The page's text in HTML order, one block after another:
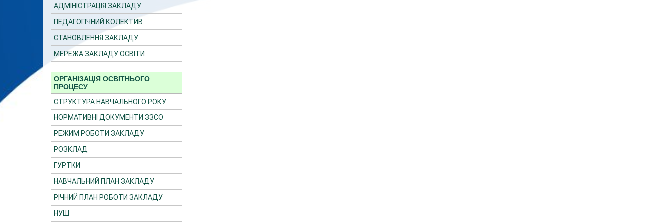
АДМІНІСТРАЦІЯ ЗАКЛАДУ
ПЕДАГОГІЧНИЙ КОЛЕКТИВ
СТАНОВЛЕННЯ ЗАКЛАДУ
МЕРЕЖА ЗАКЛАДУ ОСВІТИ
ОРГАНІЗАЦІЯ ОСВІТНЬОГО
ПРОЦЕСУ
СТРУКТУРА НАВЧАЛЬНОГО РОКУ
НОРМАТИВНІ ДОКУМЕНТИ ЗЗСО
РЕЖИМ РОБОТИ ЗАКЛАДУ
РОЗКЛАД
ГУРТКИ
НАВЧАЛЬНИЙ ПЛАН ЗАКЛАДУ
РІЧНИЙ ПЛАН РОБОТИ ЗАКЛАДУ
НУШ